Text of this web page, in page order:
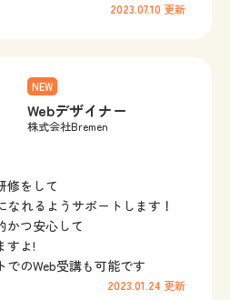
2023.07.10 更新
NEW
Webデザイナー
株式会社Bremen
修をして
なれるようサポートします！
かつ安心して
すよ!
のWeb受講も可能です
2023.01.24 更新